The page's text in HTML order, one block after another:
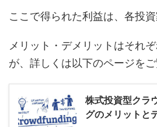
ここで得られた利益は、各投資
メリット・デメリットはそれ
が、詳しくは以下のページをご
株式投資型クラ
グのメリットと